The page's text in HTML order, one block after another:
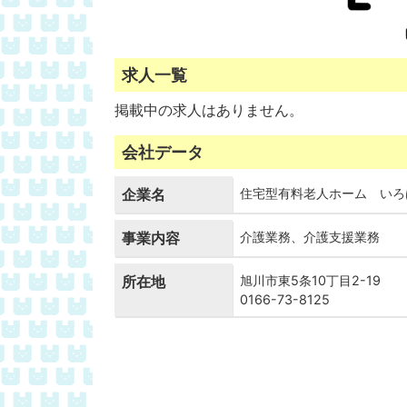
求人一覧
掲載中の求人はありません。
会社データ
企業名 住宅型有料老人ホーム い
事業内容 介護業務、介護支援業務
所在地
旭川市東5条10丁目2-19
0166-73-8125